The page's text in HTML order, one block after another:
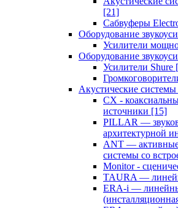
[21]
Сабвуферы
Оборудование
Усилители
Оборудование
Усилители Shure
Акустические
CX -
источники [15]
PILLAR —
архитектурной
ANT — активные
системы со
Monitor -
TAURA —
ERA-i —